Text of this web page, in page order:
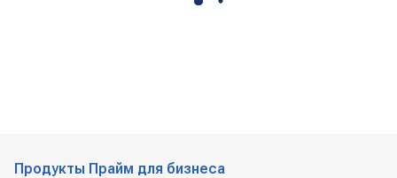
Продукты Прайм для бизнеса